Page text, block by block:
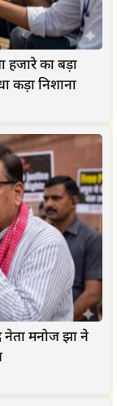
हजारे का बड़ा
कड़ा निशाना
मनोज झा ने